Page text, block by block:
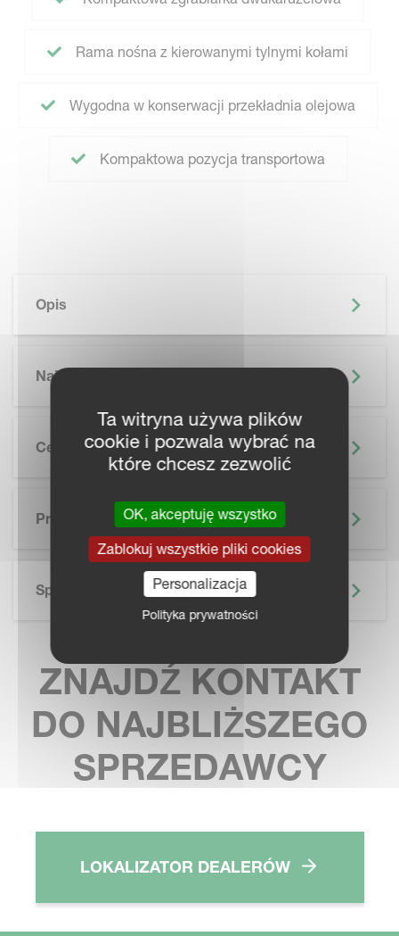
Rama nośna z kierowanymi tylnymi kołami
Wygodna w konserwacji przekładnia olejowa
Kompaktowa pozycja transportowa
Opis
Najważniejsze Informacje
Cechy
Prospekt
SKIP BROCHURE
Specyfikacja Techniczna
ZNAJDŹ KONTAKT
DO NAJBLIŻSZEGO
SPRZEDAWCY
LOKALIZATOR DEALERÓW
Ta witryna używa plików
cookie i pozwala wybrać na
które chcesz zezwolić
OK, akceptuję wszystko
Zablokuj wszystkie pliki cookies
Personalizacja
Polityka prywatności